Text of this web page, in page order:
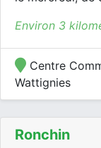
Environ 3
Centre
Wattignies
Ronchin